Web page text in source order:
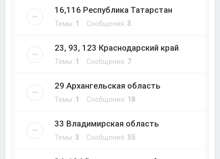
16,116 Республика Татарстан
Темы: 1 Сообщения: 3
23, 93, 123 Краснодарский край
Темы: 1 Сообщения: 7
29 Архангельская область
Темы: 1 Сообщения: 18
33 Владимирская область
Темы: 3 Сообщения: 35